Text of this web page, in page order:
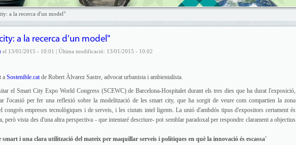
a la recerca d'un model"
a la recerca d'un model"
el 13/01/2015 - 10:01 | Última modificació: 13/01/2015 - 10:02
a Sostenible.catde Robert Àlvarez Sastre, advocat urbanista i ambientalista.
el Smart City Expo World Congress (SCEWC) de Barcelona-Hospitalet durant els tres dies que ha durat l'exposició,
l'ocasió per fer una reflexió sobre la modelització de les smart city, que ha sorgit de veure com compartien la zona
congrés empreses tecnològiques i de serveis, i les ciutats intel·ligents. La unió d'ambdós tipus d'expositors certament és
però vista des d'una altra perspectiva - que intentaré descriure- pot semblar paradoxal per respondre clarament a objectius
i una clara utilització del mateix per maquillar serveis i polítiques en què la innovació és escassa'